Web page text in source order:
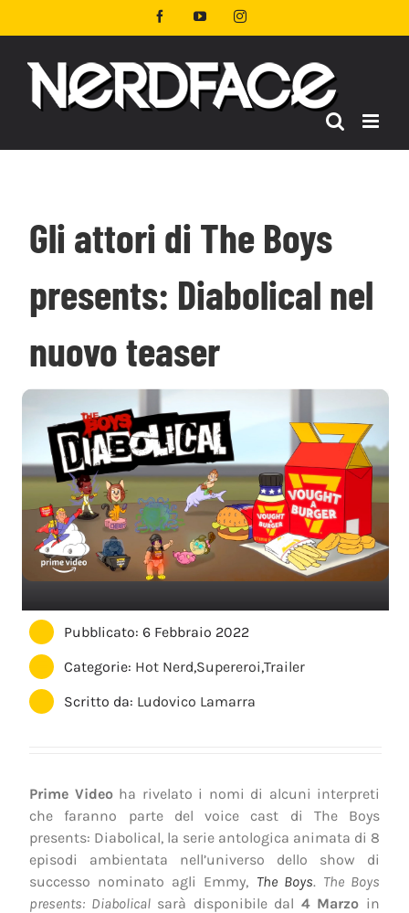
al
FacebookYouTubeInstagram
Gli attori di The Boys
presents: Diabolical nel
nuovo teaser
Pubblicato: 6 Febbraio 2022
Categorie: Hot Nerd,Supereroi,Trailer
Scritto da: Ludovico Lamarra
Prime Videoha rivelato i nomi di alcuni interpreti
che faranno parte del voice cast di The Boys
presents: Diabolical, la serie antologica animata di 8
episodi ambientata nell’universo dello show di
successo nominato agli Emmy, The Boys. The Boys
presents: Diabolicalsarà disponibile dal 4 Marzo in